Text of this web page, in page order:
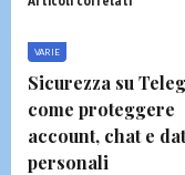
VARIE
Sicurezza su
come proteggere
account, chat e
personali